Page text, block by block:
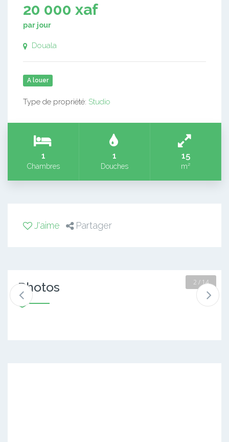
20 000 xaf
par jour
Douala
A louer
Type de propriété: Studio
1
Chambres
1
Douches
15
m²
J'aime Partager
Photos 2 / 14